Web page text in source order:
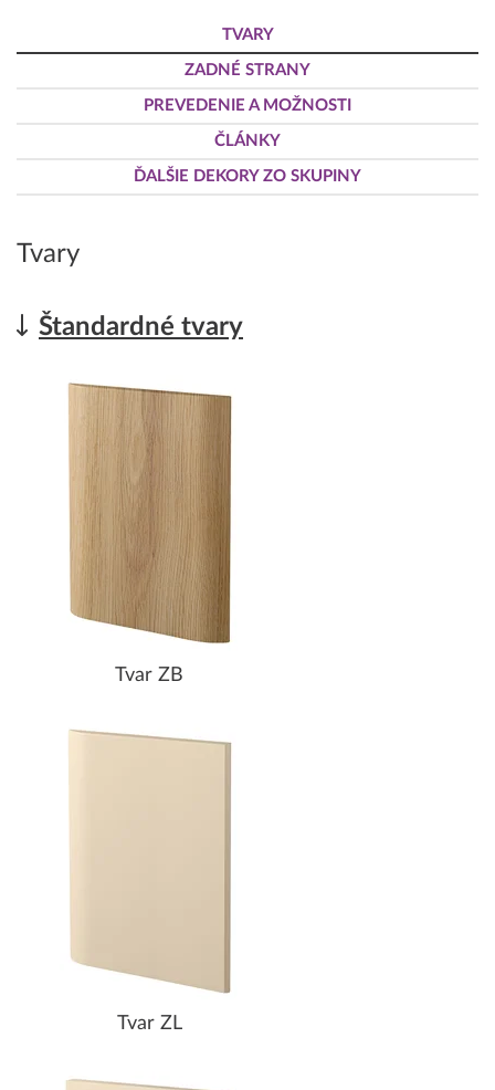
TVARY
ZADNÉ STRANY
PREVEDENIE A MOŽNOSTI
ČLÁNKY
ĎALŠIE DEKORY ZO SKUPINY
Tvary
Štandardné tvary
Tvar ZB
Tvar ZL